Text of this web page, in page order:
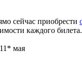
сейчас приобрести
каждого билета.
мая